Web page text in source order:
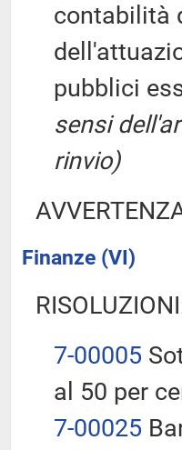
contabilità
pubblici
sensi
rinvio)
Finanze (VI)
7-00005
al 50 per
7-00025